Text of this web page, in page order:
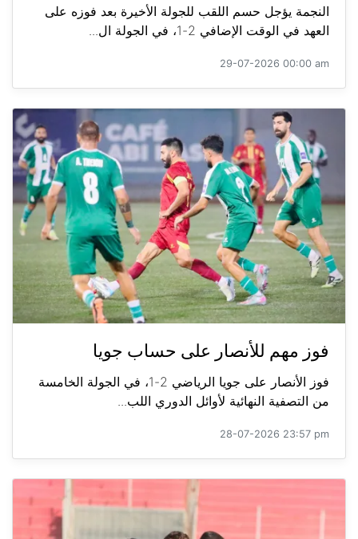
النجمة يؤجل حسم اللقب للجولة الأخيرة بعد فوزه على
العهد في الوقت الإضافي 2-1، في الجولة ال...
29-07-2026 00:00 am
فوز مهم للأنصار على حساب جويا
فوز الأنصار على جويا الرياضي 2-1، في الجولة الخامسة
من التصفية النهائية لأوائل الدوري اللب...
28-07-2026 23:57 pm